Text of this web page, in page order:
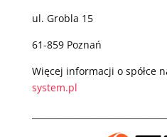
ul. Grobla 15
61-859 Poznań
Więcej informacji o spółce
system.pl